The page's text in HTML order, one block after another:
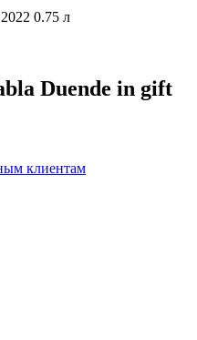
0.75 л
Duende in gift
клиентам